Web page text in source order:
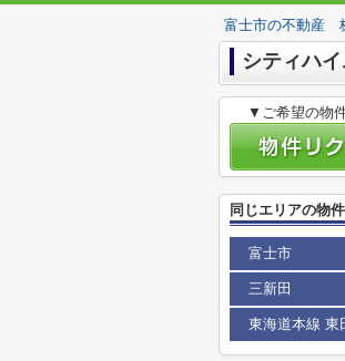
富士市の不動産
シティハ
▼ご希望の物
同じエリアの物件
富士市
三新田
東海道本線 東